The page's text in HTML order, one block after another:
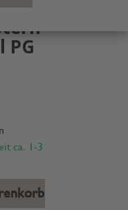
PG
ca. 1-3